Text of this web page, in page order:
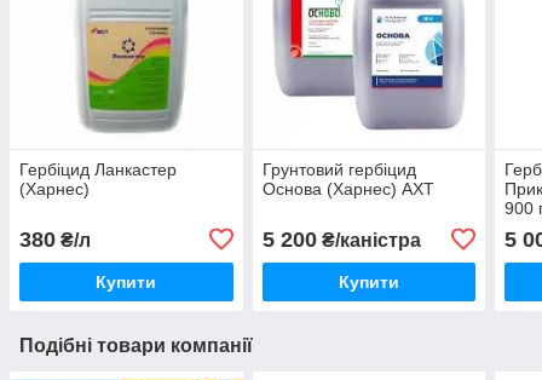
Гербіцид Ланкастер
(Харнес)
380 ₴/л
Купити
Грунтовий гербіцид
Основа (Харнес) АХТ
5 200₴/каністра
Купити
900
5
Подібні товари компанії